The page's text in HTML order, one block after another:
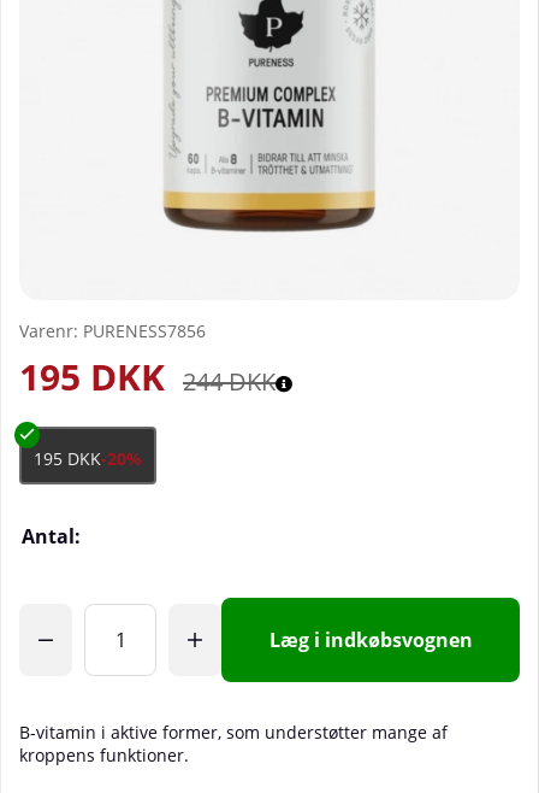
Varenr: PURENESS7856
244DKK
195 DKK
195 DKK-20%
Antal:
Læg i indkøbsvognen
B-vitamin i aktive former, som understøtter mange af
kroppens funktioner.